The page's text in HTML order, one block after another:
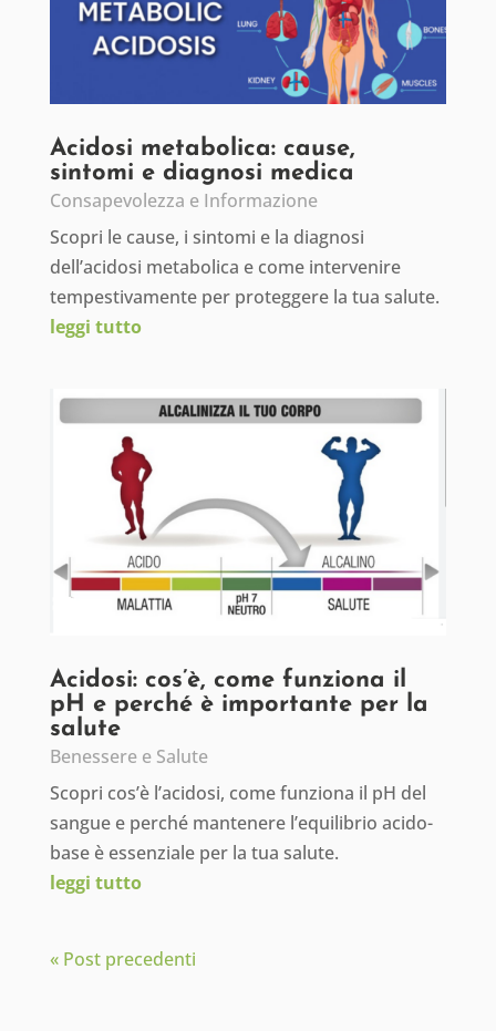
Acidosi metabolica: cause,
sintomi e diagnosi medica
Consapevolezza e Informazione
Scopri le cause, i sintomi e la diagnosi
dell’acidosi metabolica e come intervenire
tempestivamente per proteggere la tua salute.
leggi tutto
Acidosi: cos’è, come funziona il
pH e perché è importante per la
salute
Benessere e Salute
Scopri cos’è l’acidosi, come funziona il pH del
sangue e perché mantenere l’equilibrio acido-
base è essenziale per la tua salute.
leggi tutto
« Post precedenti